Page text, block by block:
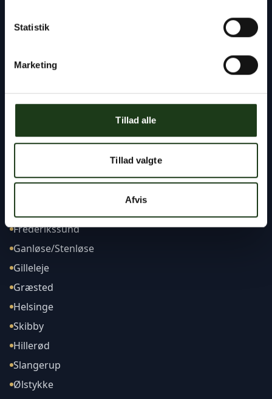
Statistik
Marketing
Tillad alle
Tillad valgte
Afvis
Tlf:+45 47 33 30 77
Frederikssund
Ganløse/Stenløse
Gilleleje
Græsted
Helsinge
Skibby
Hillerød
Slangerup
Ølstykke